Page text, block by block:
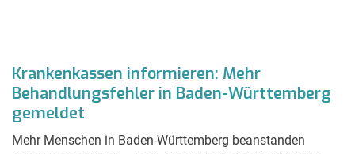
Krankenkassen informieren: Mehr
Behandlungsfehler in Baden-Württemberg
gemeldet
Mehr Menschen in Baden-Württemberg beanstanden